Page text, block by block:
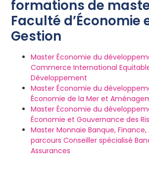
formations de
Faculté d’Économie
Gestion
Master Économie du
Commerce International
Développement
Master Économie du
Économie de la Mer et
Master Économie du
Économie et Gouvernance des
Master Monnaie Banque, Finance,
parcours Conseiller spécialisé
Assurances